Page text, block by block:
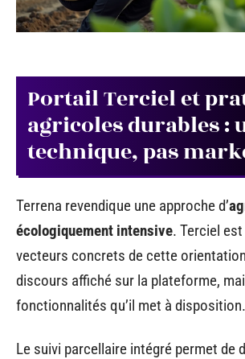
Portail Terciel et
agricoles durables :
technique, pas
Terrena revendique une approche d’
écologiquement intensive. Terciel est
vecteurs concrets de cette
discours affiché sur la plateforme,
fonctionnalités qu’il met à disposition.
Le suivi parcellaire intégré permet de